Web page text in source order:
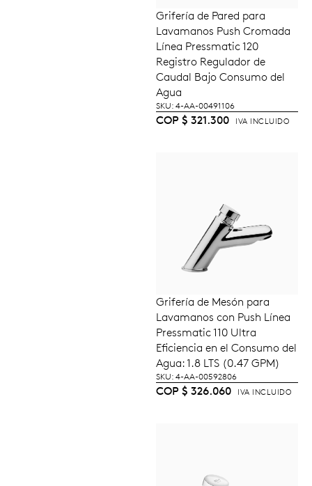
AÑADIR AL
CARRITO
Grifería de Pared para
Lavamanos Push Cromada
Línea Pressmatic 120
Registro Regulador de
Caudal Bajo Consumo del
Agua
SKU: 4-AA-00491106
COP $ 321.300 IVA INCLUIDO
AÑADIR AL
CARRITO
Grifería de Mesón para
Lavamanos con Push Línea
Pressmatic 110 Ultra
Eficiencia en el Consumo del
Agua: 1.8 LTS (0.47 GPM)
SKU: 4-AA-00592806
COP $ 326.060 IVA INCLUIDO